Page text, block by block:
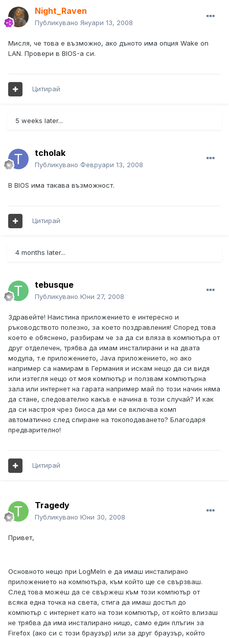
Night_Raven
Публикувано Януари 13, 2008
Мисля, че това е възможно, ако дъното има опция Wake on
LAN. Провери в BIOS-а си.
Цитирай
5 weeks later...
tcholak
Публикувано Февруари 13, 2008
В BIOS има такава възможност.
Цитирай
4 months later...
tebusque
Публикувано Юни 27, 2008
Здравейте! Наистина приложението е интересно и
ръководството полезно, за което поздравления! Според това
което е обяснено, разбирам че за да си вляза в компютъра от
друг отделечен, трябва да имам инсталирани и на двата
модула, т.е приложението, Java приложението, но ако
например са намирам в Германия и искам нещо да си видя
или изтегля нещо от моя компютър и ползвам компютърна
зала или интернет на гарата например май по този начин няма
да стане, следователно какъв е начина в този случай? И как
да си настроя чрез биоса да ми се включва комп
автоматично след спиране на токоподаването? Благодаря
предварително!
Цитирай
Tragedy
Публикувано Юни 30, 2008
Привет,
Основното нещо при LogMeIn е да имаш инсталирано
приложението на компютъра, към който ще се свързваш.
След това можеш да се свържеш към този компютър от
всяка една точка на света, стига да имаш достъп до
компютър с интернет като на този компютър, от който влизаш
не трябва да има инсталирано нищо, само един плъгин за
Firefox (ако си с този браузър) или за друг браузър, който